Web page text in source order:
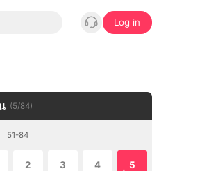
Log in
(5/84)
51-84
2 3 4 5